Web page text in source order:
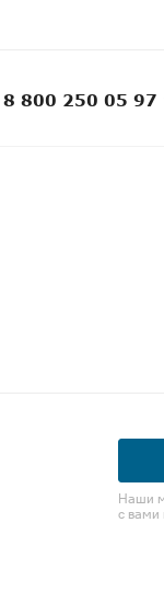
8 800 250 05 97
Наши
с вами